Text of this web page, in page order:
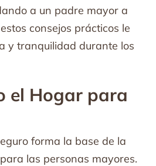
a un padre mayor a
consejos prácticos le
y tranquilidad durante los
el Hogar para
forma la base de la
las personas mayores.